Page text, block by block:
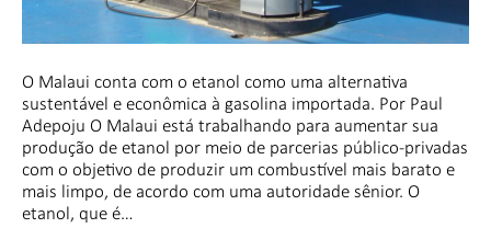
O Malaui conta com o etanol como uma alternativa
sustentável e econômica à gasolina importada. Por Paul
Adepoju O Malaui está trabalhando para aumentar sua
produção de etanol por meio de parcerias público-privadas
com o objetivo de produzir um combustível mais barato e
mais limpo, de acordo com uma autoridade sênior. O
etanol, que é…